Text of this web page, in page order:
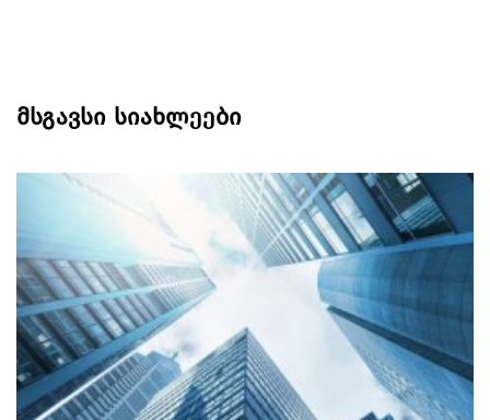
მსგავსი სიახლეები